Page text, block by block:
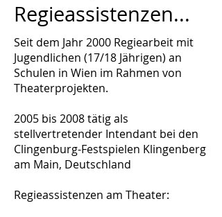
Regieassistenzen...
Seit dem Jahr 2000 Regiearbeit mit
Jugendlichen (17/18 Jährigen) an
Schulen in Wien im Rahmen von
Theaterprojekten.​
2005 bis 2008 tätig als
stellvertretender Intendant bei den
Clingenburg-Festspielen Klingenberg
am Main, Deutschland
Regieassistenzen am Theater: